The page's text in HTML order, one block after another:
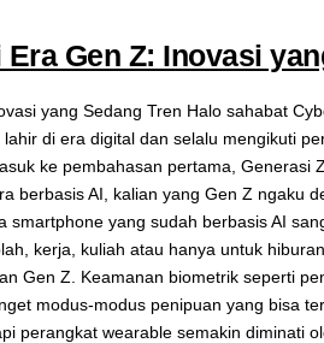
Gen Z: Inovasi
yang Sedang Tren Halo sahabat
di era digital dan selalu
ke pembahasan pertama,
berbasis AI, kalian yang Gen Z ngaku
smartphone yang sudah berbasis AI
kerja, kuliah atau hanya untuk
Gen Z. Keamanan biometrik seperti
modus-modus penipuan yang bisa
perangkat wearable semakin diminati